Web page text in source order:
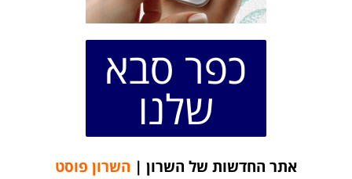
כפר סבא
שלנו
אתר החדשות של השרון | השרון פוסט